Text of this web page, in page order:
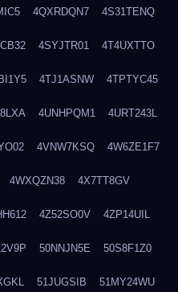
4QXRDQN7 4S31TENQ
4SYJTR01 4T4UXTTO
4TJ1ASNW 4TPTYC45
4UNHPQM1 4URT243L
4VNW7KSQ 4W6ZE1F7
4WXQZN38 4X7TT8GV
4Z52SO0V 4ZP14UIL
50NNJN5E 50S8F1Z0
51JUGSIB 51MY24WU